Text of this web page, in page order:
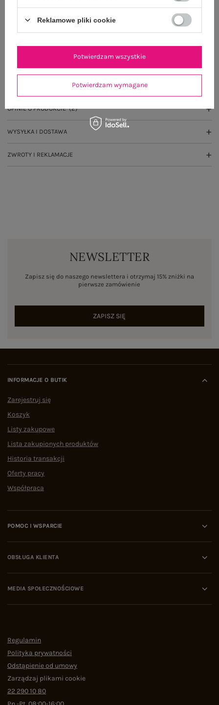
100 dni na zwrot
OPINIE O PRODUKCIE (2)
WYSYŁKA I DOSTAWA
ZWROTY I REKLAMACJE
NEWSLETTER
Zapisz się do naszego newslettera i otrzymaj 15% zniżki na
pierwsze zamówienie
ZAPISZ SIĘ
INFORMACJE O BUTIK
Zarejestruj się
Koszyk
Listy zakupowe
Lista zakupionych produktów
Historia transakcji
Oferty pracy
Współpraca
POMOC I WSPARCIE
OBSŁUGA KLIENTA
MEDIA SPOŁECZNOŚCIOWE
Regulamin
Polityka prywatności
Odstąpienie od umowy
Zarządzaj plikami cookie
22 290 10 80
Reklamowe pliki cookie
Potwierdzam wymagane
Potwierdzam wszystkie